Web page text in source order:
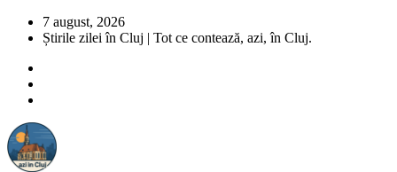
7 august, 2026
Știrile zilei în Cluj | Tot ce contează, azi, în Cluj.